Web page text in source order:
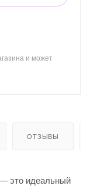
и может
ОТЗЫВЫ
это идеальный